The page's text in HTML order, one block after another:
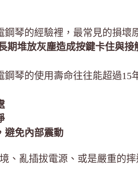
鋼琴的經驗裡，最常見的損壞
期堆放灰塵造成按鍵卡住與接
琴的使用壽命往往能超過15
避免內部震動
、亂插拔電源、或是嚴重的